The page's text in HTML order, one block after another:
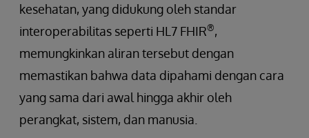
kesehatan, yang didukung oleh standar
interoperabilitas seperti HL7 FHIR®,
memungkinkan aliran tersebut dengan
memastikan bahwa data dipahami dengan cara
yang sama dari awal hingga akhir oleh
perangkat, sistem, dan manusia.